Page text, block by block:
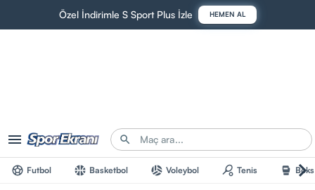
Özel İndirimle S Sport Plus İzle HEMEN AL
Futbol Basketbol Voleybol Tenis Boks